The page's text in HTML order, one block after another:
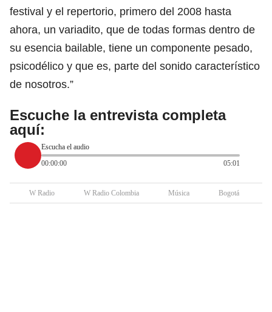
festival y el repertorio, primero del 2008 hasta
ahora, un variadito, que de todas formas dentro de
su esencia bailable, tiene un componente pesado,
psicodélico y que es, parte del sonido característico
de nosotros.”
Escuche la entrevista completa
aquí:
Escucha el audio
00:00:00
05:01
W Radio W Radio Colombia Música Bogotá